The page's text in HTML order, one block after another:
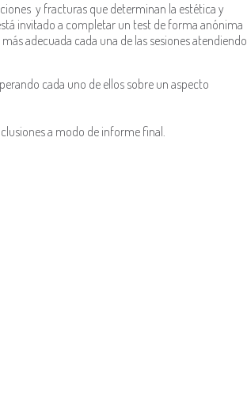
y fracturas que determinan la estética y
invitado a completar un test de forma anónima
adecuada cada una de las sesiones atendiendo
cada uno de ellos sobre un aspecto
a modo de informe final.